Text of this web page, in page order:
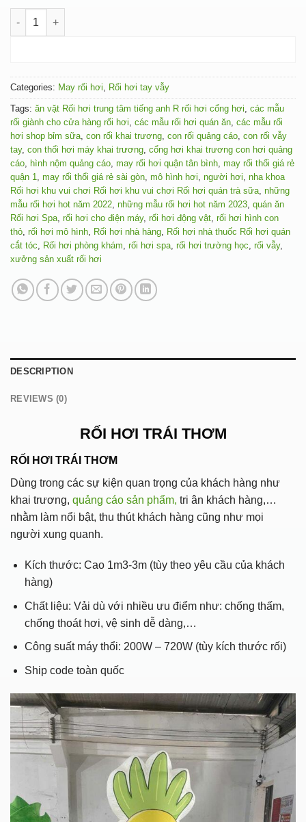
RỐI HƠI TRÁI THƠM quantity
Categories: May rối hơi, Rối hơi tay vẫy
Tags: ăn vặt Rối hơi trung tâm tiếng anh R rối hơi cổng hơi, các mẫu
rối giành cho cửa hàng rối hơi, các mẫu rối hơi quán ăn, các mẫu rối
hơi shop bỉm sữa, con rối khai trương, con rối quảng cáo, con rối vẫy
tay, con thổi hơi máy khai trương, cổng hơi khai trương con hơi quảng
cáo, hình nộm quảng cáo, may rối hơi quận tân bình, may rối thổi giá rẻ
quận 1, may rối thổi giá rẻ sài gòn, mô hình hơi, người hơi, nha khoa
Rối hơi khu vui chơi Rối hơi khu vui chơi Rối hơi quán trà sữa, những
mẫu rối hơi hot năm 2022, những mẫu rối hơi hot năm 2023, quán ăn
Rối hơi Spa, rối hơi cho điện máy, rối hơi động vật, rối hơi hình con
thỏ, rối hơi mô hình, Rối hơi nhà hàng, Rối hơi nhà thuốc Rối hơi quán
cắt tóc, Rối hơi phòng khám, rối hơi spa, rối hơi trường học, rối vẫy,
xưởng sản xuất rối hơi
DESCRIPTION
REVIEWS (0)
RỐI HƠI TRÁI THƠM
RỐI HƠI TRÁI THƠM
Dùng trong các sự kiện quan trọng của khách hàng như
khai trương, quảng cáo sản phẩm, tri ân khách hàng,…
nhằm làm nổi bật, thu thút khách hàng cũng như mọi
người xung quanh.
Kích thước: Cao 1m3-3m (tùy theo yêu cầu của khách
hàng)
Chất liệu: Vải dù với nhiều ưu điểm như: chống thấm,
chống thoát hơi, vệ sinh dễ dàng,…
Công suất máy thổi: 200W – 720W (tùy kích thước rối)
Ship code toàn quốc